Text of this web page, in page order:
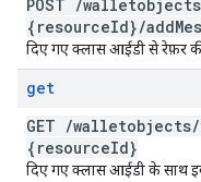
POST /walletobjects
{resourceId}/add
दिए गए क्लास आईडी से रेफ़र
get
GET /walletobjects/
{resourceId}
दिए गए क्लास आईडी के साथ